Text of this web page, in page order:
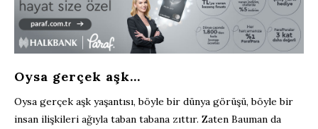
Oysa gerçek aşk…
Oysa gerçek aşk yaşantısı, böyle bir dünya görüşü, böyle bir
insan ilişkileri ağıyla taban tabana zıttır. Zaten Bauman da